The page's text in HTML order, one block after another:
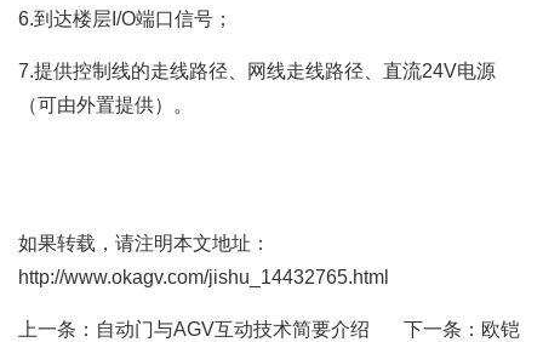
6.到达楼层I/O端口信号；
7.提供控制线的走线路径、网线走线路径、直流24V电源
（可由外置提供）。
如果转载，请注明本文地址：
http://www.okagv.com/jishu_14432765.html
上一条： 自动门与AGV互动技术简要介绍 下一条： 欧铠